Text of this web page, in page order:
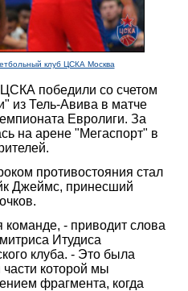
клуб ЦСКА Москва
ЦСКА победили cо счетом
из Тель-Авива в матче
Евролиги. За
на арене "Мегаспорт" в
противостояния стал
Джеймс, принесший
- приводит слова
Итудиса
клуба. - Это была
которой мы
фрагмента, когда